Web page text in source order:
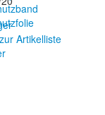
Artikelliste